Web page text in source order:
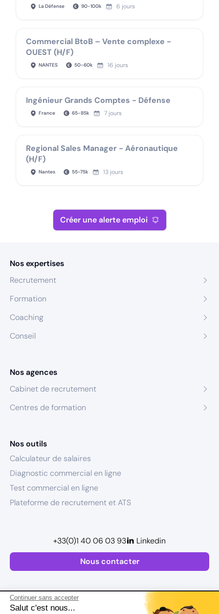
Continuer sans accepter
Salut c'est nous...
La Défense 90-100k 6 jours
Commercial BtoB – Vente complexe -
OUEST (H/F)
NANTES 50-60k 16 jours
Ingénieur Grands Comptes - Défense
France 65-85k 7 jours
Regional Sales Manager - Aéronautique
(H/F)
Nantes 55-75k 13 jours
Créer une alerte emploi
Nos expertises
Recrutement
Formation
Coaching
Conseil
Nos agences
Cabinet de recrutement
Centres de formation
Nos outils
Calculateur de salaires
Diagnostic commercial en ligne
Test commercial en ligne
Plateforme de recrutement et ATS
Nous contacter
+33(0)1 40 06 03 93 Linkedin